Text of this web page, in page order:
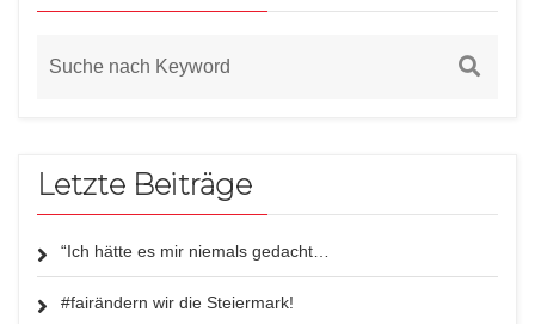
Letzte Beiträge
“Ich hätte es mir niemals gedacht…
#fairändern wir die Steiermark!